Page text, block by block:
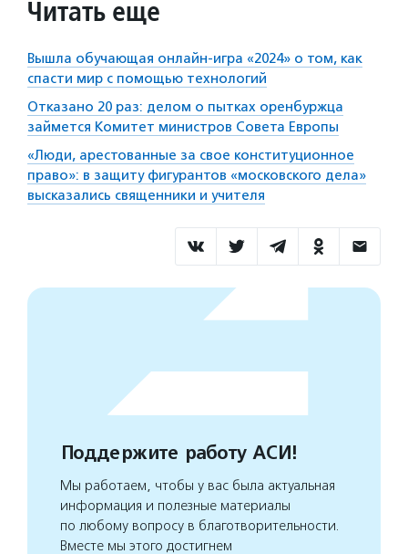
Читать еще
Вышла обучающая онлайн-игра «2024» о том, как
спасти мир с помощью технологий
Отказано 20 раз: делом о пытках оренбуржца
займется Комитет министров Совета Европы
«Люди, арестованные за свое конституционное
право»: в защиту фигурантов «московского дела»
высказались священники и учителя
Поддержите работу АСИ!
Мы работаем, чтобы у вас была актуальная
информация и полезные материалы
по любому вопросу в благотворительности.
Вместе мы этого достигнем